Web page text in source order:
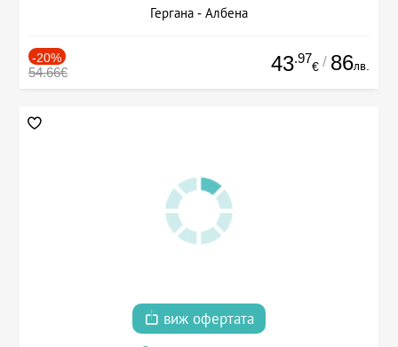
Гергана - Албена
-20%
54.66€ 43.97
€ / 86лв.
виж офертата